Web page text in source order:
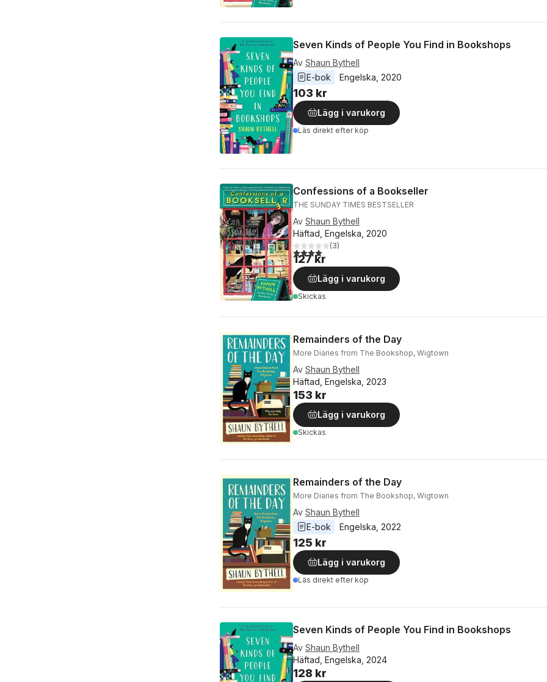
Seven Kinds of People You Find in Bookshops
Av Shaun Bythell
E-bok
Engelska 2020
103 kr
Lägg i varukorg
Läs direkt efter köp
Confessions of a Bookseller
THE SUNDAY TIMES BESTSELLER
Av Shaun Bythell
Häftad, Engelska, 2020
4,0utav 5 stjärnor. Totalt antal röster:
(3)
127 kr
Lägg i varukorg
Skickas
Remainders of the Day
More Diaries from The Bookshop, Wigtown
Av Shaun Bythell
Häftad, Engelska, 2023
153 kr
Lägg i varukorg
Skickas
Remainders of the Day
More Diaries from The Bookshop, Wigtown
Av Shaun Bythell
E-bok
Engelska 2022
125 kr
Lägg i varukorg
Läs direkt efter köp
Seven Kinds of People You Find in Bookshops
Av Shaun Bythell
Häftad, Engelska, 2024
128 kr